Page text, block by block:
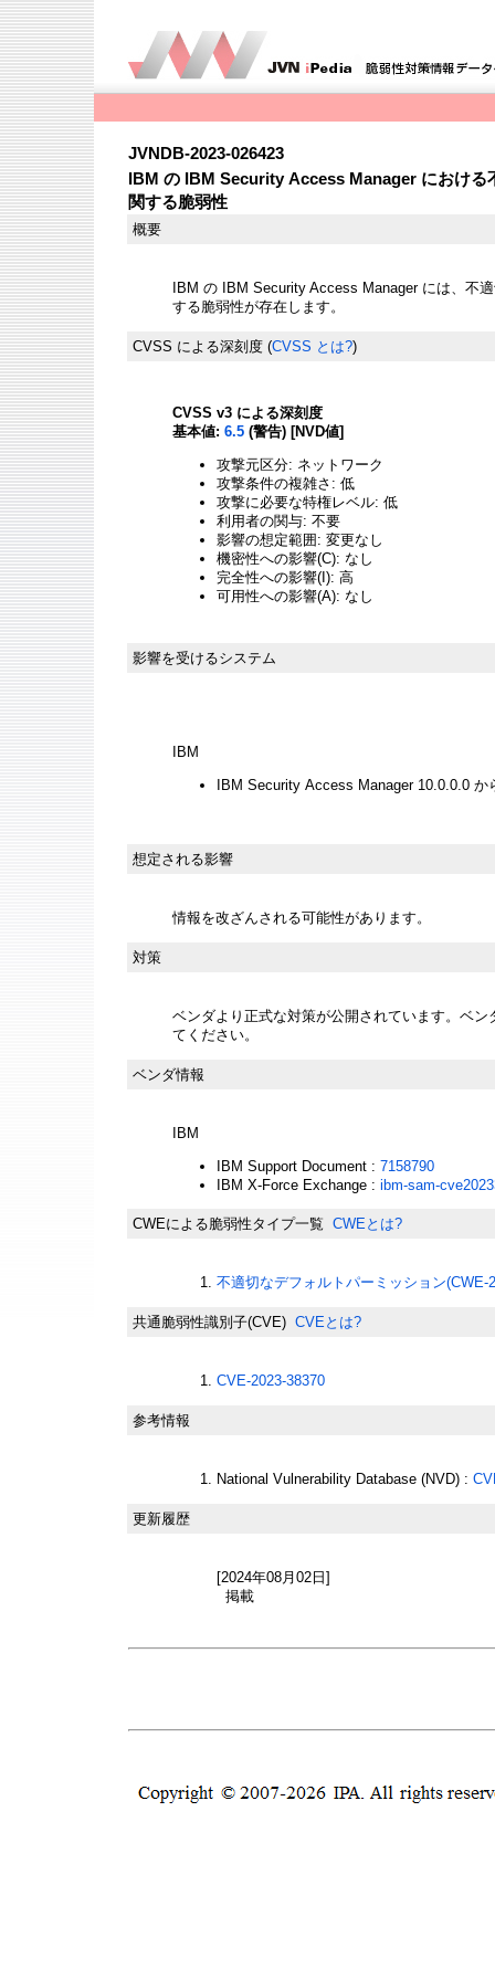
JVNDB-2023-026423
IBM の IBM Security Access Manager における
関する脆弱性
概要
IBM の IBM Security Access Manager には、不
する脆弱性が存在します。
CVSS による深刻度 (CVSS とは?)
CVSS v3 による深刻度
基本値: 6.5 (警告) [NVD値]
攻撃元区分: ネットワーク
攻撃条件の複雑さ: 低
攻撃に必要な特権レベル: 低
利用者の関与: 不要
影響の想定範囲: 変更なし
機密性への影響(C): なし
完全性への影響(I): 高
可用性への影響(A): なし
影響を受けるシステム
IBM
IBM Security Access Manager 10.0.0.0 か
想定される影響
情報を改ざんされる可能性があります。
対策
ベンダより正式な対策が公開されています。ベ
てください。
ベンダ情報
IBM
IBM Support Document : 7158790
IBM X-Force Exchange : ibm-sam-
CWEによる脆弱性タイプ一覧 CWEとは?
不適切なデフォルトパーミッション(CWE-
共通脆弱性識別子(CVE) CVEとは?
CVE-2023-38370
参考情報
National Vulnerability Database (NVD) :
更新履歴
[2024年08月02日]
掲載